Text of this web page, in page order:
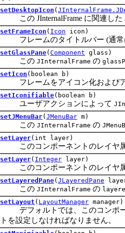
setDesktopIcon (
この JInternalFrame に関連した
setFrameIcon ( Icon icon)
フレームのタイトルバー (通常
setGlassPane( Component glass)
この JInternalFrame の
setIcon (boolean b)
フレームをアイコン化およびア
setIconifiable(boolean b)
ユーザアクションによって
setJMenuBar( JMenuBar m)
この JInternalFrame の
setLayer(int layer)
このコンポーネントのレイヤ属
setLayer( Integer layer)
このコンポーネントのレイヤ属
setLayeredPane( JLayeredPane
この JInternalFrame の
setLayout ( LayoutManager manager)
デフォルトでは、このコンポー
トを設定しなければなりません。